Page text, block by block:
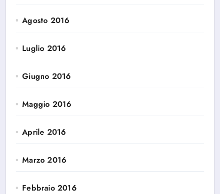
Agosto 2016
Luglio 2016
Giugno 2016
Maggio 2016
Aprile 2016
Marzo 2016
Febbraio 2016